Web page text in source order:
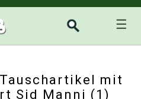
☰
mit
Sid Manni (1)